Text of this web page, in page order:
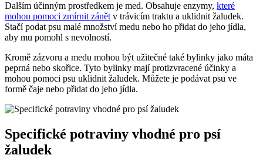
Dalším účinným prostředkem je med. Obsahuje enzymy, které
mohou pomoci zmírnit zánět v trávicím traktu a uklidnit žaludek.
Stačí podat psu malé množství medu nebo ho přidat do jeho jídla,
aby mu pomohl s nevolností.
Kromě zázvoru a medu mohou být užitečné také bylinky jako máta
peprná nebo skořice. Tyto bylinky mají protizvracené účinky a
mohou pomoci psu uklidnit žaludek. Můžete je podávat psu ve
formě čaje nebo přidat do jeho jídla.
Specifické potraviny vhodné pro psí
žaludek